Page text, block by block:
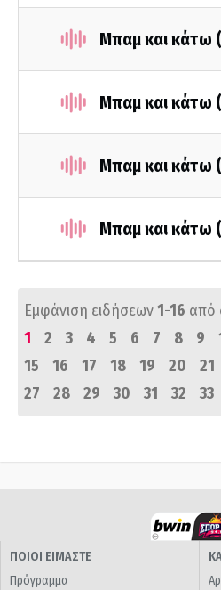
Μπαμ και κάτω
Μπαμ και κάτω
Μπαμ και κάτω
Μπαμ και κάτω
Εμφάνιση ειδήσεων1-16 από
1
2 3 4 5 6 7 8 9
15
16 17 18 19 20 21
27
28 29 30 31 32 33
ΠΟΙΟΙ ΕΙΜΑΣΤΕ
Πρόγραμμα